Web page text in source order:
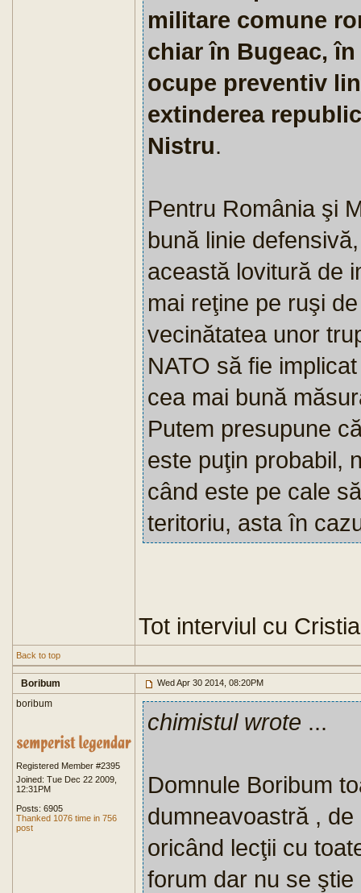
militare comune
chiar în Bugeac,
ocupe preventiv
extinderea
Nistru.
Pentru România şi
bună linie
această lovitură de
mai reţine pe ruşi
vecinătatea unor
NATO să fie
cea mai bună
Putem presupune
este puţin probabil,
când este pe cale
teritoriu, asta în
Tot interviul cu
Back to top
Boribum Wed Apr 30 2014, 08:20PM
boribum
Registered Member #2395
Joined: Tue Dec 22 2009,
12:31PM
Posts: 6905
Thanked 1076 time in 756
post
chimistul wrote ...
Domnule Boribum
dumneavoastră ,
oricând lecţii cu
forum dar nu se